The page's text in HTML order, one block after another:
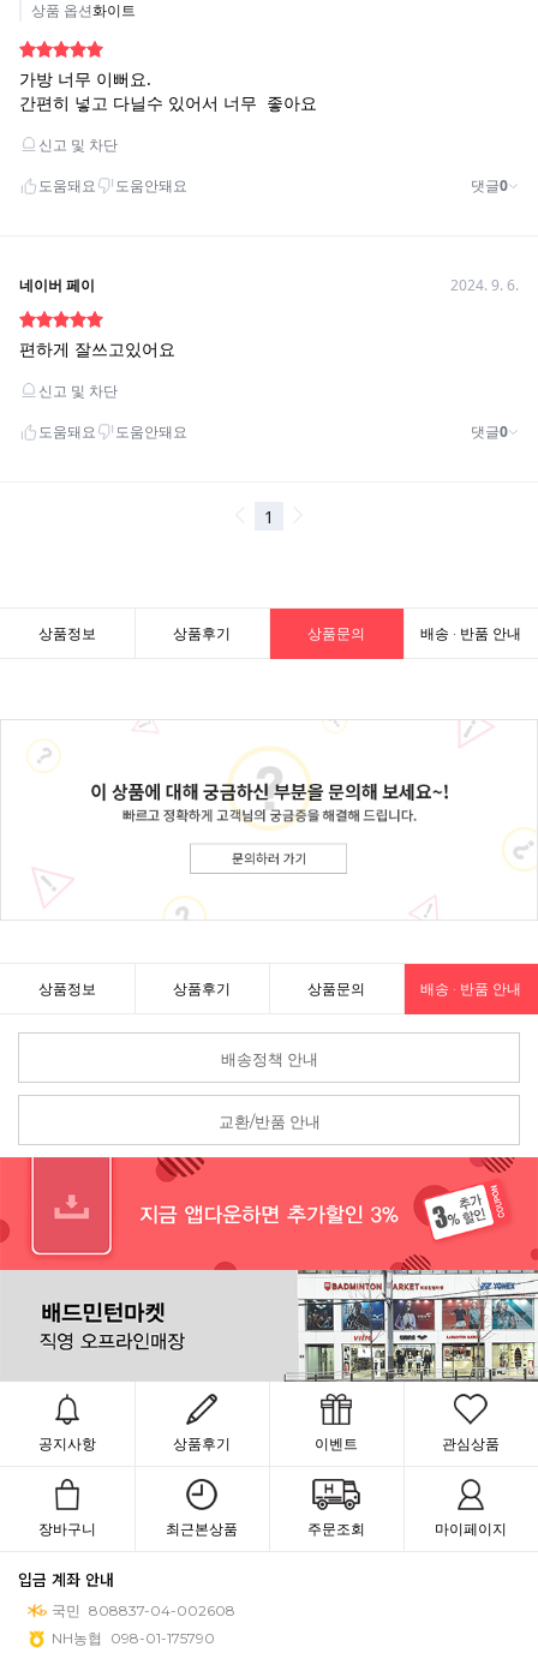
상품정보 상품후기 상품문의 배송 · 반품 안내
상품정보 상품후기 상품문의 배송 · 반품 안내
배송정책 안내
교환/반품 안내
공지사항 상품후기 이벤트 관심상품
장바구니 최근본상품 주문조회 마이페이지
입금 계좌 안내
국민 808837-04-002608
NH농협
098-01-175790